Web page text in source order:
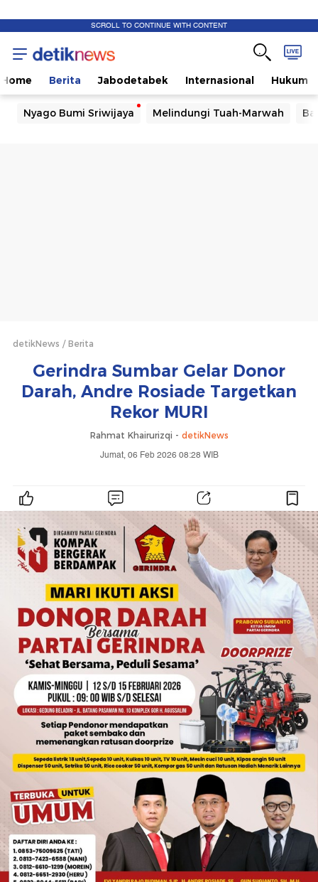
SCROLL TO CONTINUE WITH CONTENT
Home Berita Jabodetabek Internasional Hukum
Nyago Bumi Sriwijaya Melindungi Tuah-Marwah
detikNews Berita
Gerindra Sumbar Gelar Donor
Darah, Andre Rosiade Targetkan
Rekor MURI
Rahmat Khairurizqi - detikNews
Jumat, 06 Feb 2026 08:28 WIB